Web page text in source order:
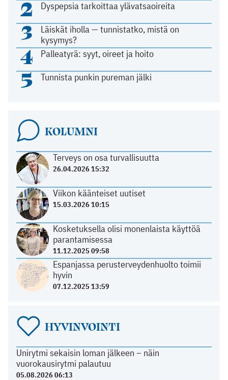
2 Dyspepsia tarkoittaa ylävatsaoireita
3
Läiskät iholla — tunnistatko, mistä on
kysymys?
4 Palleatyrä: syyt, oireet ja hoito
5 Tunnista punkin pureman jälki
KOLUMNI
Terveys on osa turvallisuutta
26.04.2026 15:32
Viikon käänteiset uutiset
15.03.2026 10:15
Kosketuksella olisi monenlaista käyttöä
parantamisessa
11.12.2025 09:58
Espanjassa perusterveydenhuolto toimii
hyvin
07.12.2025 13:59
HYVINVOINTI
Unirytmi sekaisin loman jälkeen – näin
vuorokausirytmi palautuu
05.08.2026 06:13